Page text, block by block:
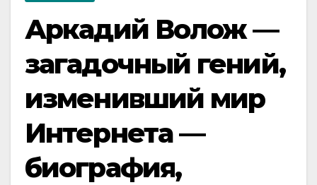
Аркадий Волож —
загадочный гений,
изменивший мир
Интернета —
биография,